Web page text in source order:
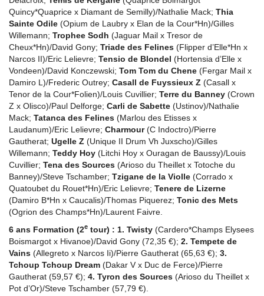
Quincy*Quaprice x Diamant de Semilly)/Nathalie Mack; Thia
Sainte Odile (Opium de Laubry x Elan de la Cour*Hn)/Gilles
Willemann; Trophee Sodh (Jaguar Mail x Tresor de
Cheux*Hn)/David Gony; Triade des Felines (Flipper d’Elle*Hn x
Narcos II)/Eric Lelievre; Tensio de Blondel (Hortensia d’Elle x
Vondeen)/David Konczewski; Tom Tom du Chene (Fergar Mail x
Damiro L)/Frederic Outrey; Casall de Fuyssieux Z (Casall x
Tenor de la Cour*Folien)/Louis Cuvillier; Terre du Banney (Crown
Z x Olisco)/Paul Delforge; Carli de Sabette (Ustinov)/Nathalie
Mack; Tatanca des Felines (Marlou des Etisses x
Laudanum)/Eric Lelievre; Charmour(C Indoctro)/Pierre
Gautherat; Ugelle Z (Unique II Drum Vh Juxscho)/Gilles
Willemann; Teddy Hoy (Litchi Hoy x Ouragan de Baussy)/Louis
Cuvillier; Tena des Sources (Arioso du Theillet x Totoche du
Banney)/Steve Tschamber; Tzigane de la Violle (Corrado x
Quatoubet du Rouet*Hn)/Eric Lelievre; Tenere de Lizerne
(Damiro B*Hn x Caucalis)/Thomas Piquerez; Tonic des Mets
(Ogrion des Champs*Hn)/Laurent Faivre.
6 ans Formation (2e tour) : 1. Twisty (Cardero*Champs Elysees
Boismargot x Hivanoe)/David Gony (72,35 €); 2. Tempete de
Vains (Allegreto x Narcos Ii)/Pierre Gautherat (65,63 €); 3.
Tchoup Tchoup Dream (Dakar V x Duc de Ferce)/Pierre
Gautherat (59,57 €); 4. Tyron des Sources (Arioso du Theillet x
Pot d’Or)/Steve Tschamber (57,79 €).